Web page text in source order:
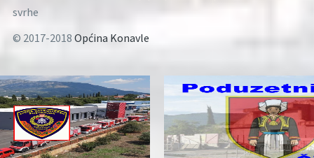
svrhe
© 2017-2018 Općina Konavle